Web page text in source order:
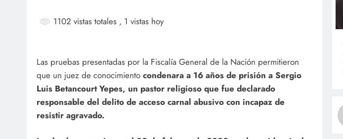
1102 vistas totales , 1 vistas hoy
Las pruebas presentadas por la Fiscalía General de la Nación permitieron
que un juez de conocimiento condenara a 16 años de prisión a Sergio
Luis Betancourt Yepes, un pastor religioso que fue declarado
responsable del delito de acceso carnal abusivo con incapaz de
resistir agravado.
¡Feliz cumpleaños para doña
Marta Luz López!
agosto 4, 2026